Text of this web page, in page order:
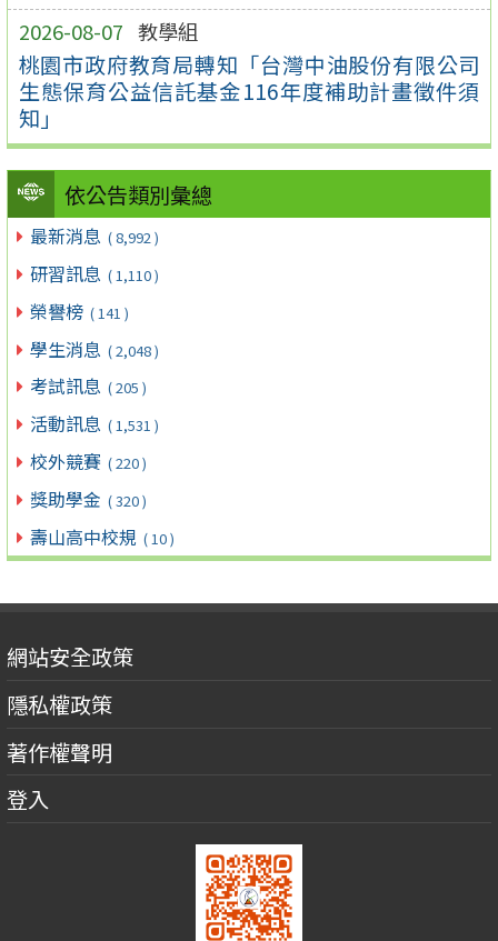
2026-08-07 教學組
桃園市政府教育局轉知「台灣中油股份有限公司
生態保育公益信託基金116年度補助計畫徵件須
知」
依公告類別彙總
最新消息 ( 8,992 )
研習訊息 ( 1,110 )
榮譽榜 ( 141 )
學生消息 ( 2,048 )
考試訊息 ( 205 )
活動訊息 ( 1,531 )
校外競賽 ( 220 )
獎助學金 ( 320 )
壽山高中校規 ( 10 )
網站安全政策
隱私權政策
著作權聲明
登入